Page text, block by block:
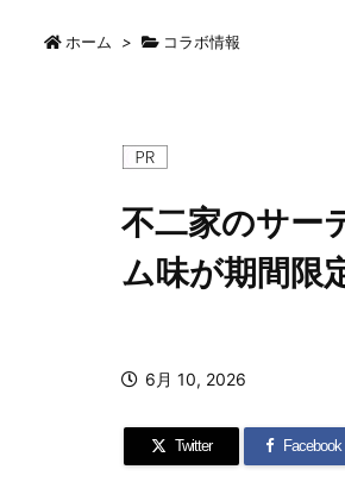
ホーム > コラボ情報
不二家のサー
ム味が期間限
6月 10, 2026
Twitter Facebook